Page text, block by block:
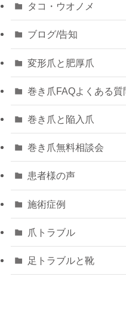
タコ・ウオノメ
ブログ/告知
変形爪と肥厚爪
巻き爪FAQよくある質
巻き爪と陥入爪
巻き爪無料相談会
患者様の声
施術症例
爪トラブル
足トラブルと靴